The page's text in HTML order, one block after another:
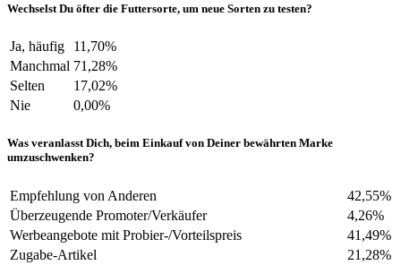
Wechselst Du öfter die Futtersorte, um neue Sorten zu testen?
Ja, häufig
11,70%
Manchmal 71,28%
Selten
17,02%
Nie
0,00%
Was veranlasst Dich, beim Einkauf von Deiner bewährten Marke
umzuschwenken?
Empfehlung von Anderen
42,55%
Überzeugende Promoter/Verkäufer
4,26%
Werbeangebote mit Probier-/Vorteilspreis
41,49%
Zugabe-Artikel
21,28%